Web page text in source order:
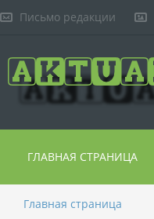
Письмо редакции
ГЛАВНАЯ СТРАНИЦА
Главная страница